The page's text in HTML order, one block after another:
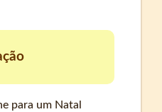
para um Natal